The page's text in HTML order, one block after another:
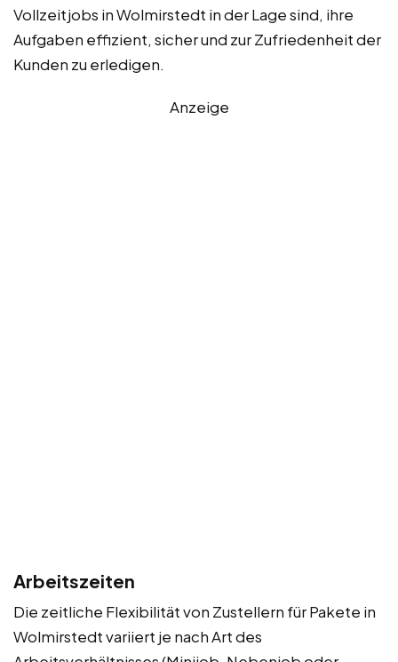
Vollzeitjobs in Wolmirstedt in der Lage sind, ihre
Aufgaben effizient, sicher und zur Zufriedenheit der
Kunden zu erledigen.
Anzeige
Arbeitszeiten
Die zeitliche Flexibilität von Zustellern für Pakete in
Wolmirstedt variiert je nach Art des